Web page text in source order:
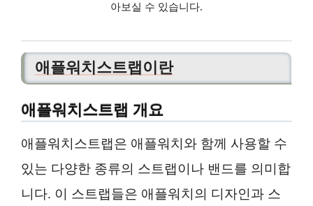
아보실 수 있습니다.
애플워치스트랩이란
애플워치스트랩 개요
애플워치스트랩은 애플워치와 함께 사용할 수
있는 다양한 종류의 스트랩이나 밴드를 의미합
니다. 이 스트랩들은 애플워치의 디자인과 스